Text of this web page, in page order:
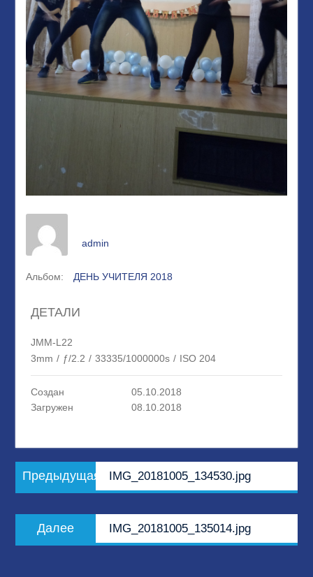
admin
Альбом: ДЕНЬ УЧИТЕЛЯ 2018
ДЕТАЛИ
JMM-L22
3mm / ƒ/2.2 / 33335/1000000s / ISO 204
Создан
05.10.2018
Загружен
08.10.2018
Навигация
по
Предыдущая
запись:
IMG_20181005_134530.jpg
Далее
запись:
IMG_20181005_135014.jpg